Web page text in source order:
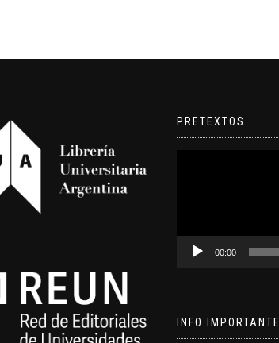
PRETEXTOS
00:00
INFO IMPORTANTE